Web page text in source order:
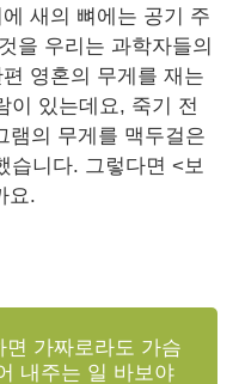
새의 뼈에는 공기 주
을 우리는 과학자들의
영혼의 무게를 재는
이 있는데요, 죽기 전
램의 무게를 맥두걸은
습니다. 그렇다면 <보
요.
가짜로라도 가슴
내주는 일 바보야